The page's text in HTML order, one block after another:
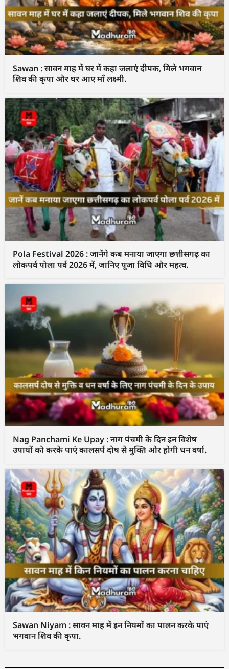
Sawan : सावन माह में घर में कहा जलाएं दीपक, मिले भगवान
शिव की कृपा और घर आए माँ लक्ष्मी.
Pola Festival 2026 : जानेंगे कब मनाया जाएगा छत्तीसगढ़ का
लोकपर्व पोला पर्व 2026 में, जानिए पूजा विधि और महत्व.
Nag Panchami Ke Upay : नाग पंचमी के दिन इन विशेष
उपायों को करके पाएं कालसर्प दोष से मुक्ति और होगी धन वर्षा.
Sawan Niyam : सावन माह में इन नियमों का पालन करके पाएं
भगवान शिव की कृपा.